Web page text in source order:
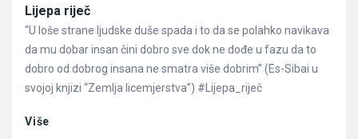
Članci
Lijepa riječ
“U loše strane ljudske duše spada i to da se polahko navikava
da mu dobar insan čini dobro sve dok ne dođe u fazu da to
dobro od dobrog insana ne smatra više dobrim” (Es-Sibai u
svojoj knjizi “Zemlja licemjerstva”) #Lijepa_riječ
Više